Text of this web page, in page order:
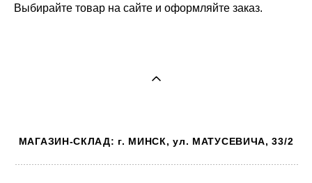
Выбирайте товар на сайте и оформляйте заказ.
МАГАЗИН-СКЛАД: г. МИНСК, ул. МАТУСЕВИЧА, 33/2